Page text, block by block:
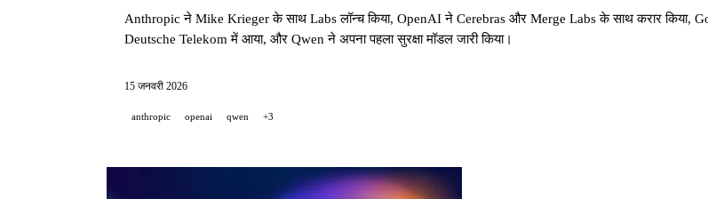
Anthropic ने Mike Krieger के साथ Labs लॉन्च किया, OpenAI ने Cerebras और Merge Labs के साथ करार किया,
Deutsche Telekom में आया, और Qwen ने अपना पहला सुरक्षा मॉडल जारी किया।
15 जनवरी 2026
anthropic openai qwen +3